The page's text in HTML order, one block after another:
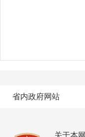
省内政府网站
关于本网